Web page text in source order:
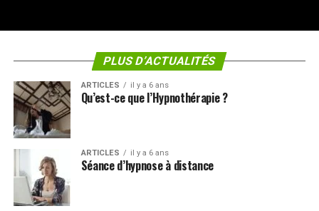
PLUS D’ACTUALITÉS
ARTICLES il y a 6 ans
Qu’est-ce que l’Hypnothérapie ?
ARTICLES il y a 6 ans
Séance d’hypnose à distance